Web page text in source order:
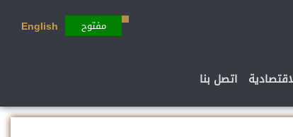
مفتوح English
اتصل بنا